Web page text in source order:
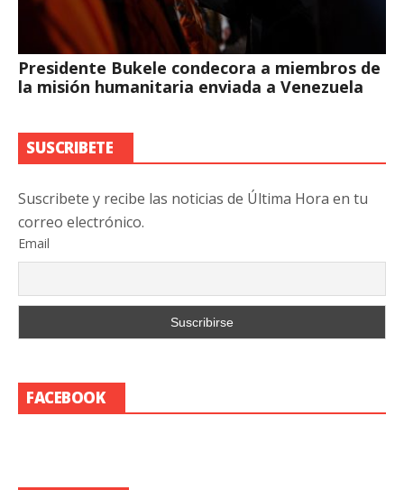
Presidente Bukele condecora a miembros de
la misión humanitaria enviada a Venezuela
SUSCRIBETE
Suscribete y recibe las noticias de Última Hora en tu
correo electrónico.
Email
FACEBOOK